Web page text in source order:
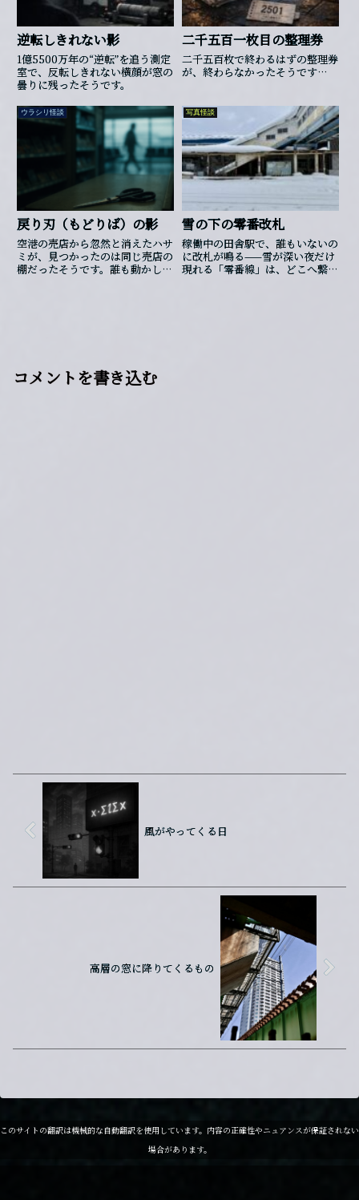
逆転しきれない影
1億5500万年の“逆転”を追う測定
室で、反転しきれない横顔が窓の
曇りに残ったそうです。
二千五百一枚目の整理券
二千五百枚で終わるはずの整理券
が、終わらなかったそうです…
ウラシリ怪談
戻り刃（もどりば）の影
空港の売店から忽然と消えたハサ
ミが、見つかったのは同じ売店の
棚だったそうです。誰も動かした
「機械の不具合」と思っただけで
した。しかし倉庫の隅に置かれて
写真怪談
雪の下の零番改札
稼働中の田舎駅で、誰もいないの
に改札が鳴る——雪が深い夜だけ
現れる「零番線」は、どこへ繋が
コメントを書き込む
風がやってくる日
高層の窓に降りてくるもの
このサイトの翻訳は機械的な自動翻訳を使用しています。内容の正確性やニュアンスが保証されない
場合があります。